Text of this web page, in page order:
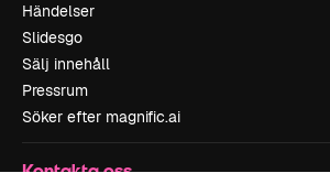
Händelser
Slidesgo
Sälj innehåll
Pressrum
Söker efter magnific.ai
Kontakta oss